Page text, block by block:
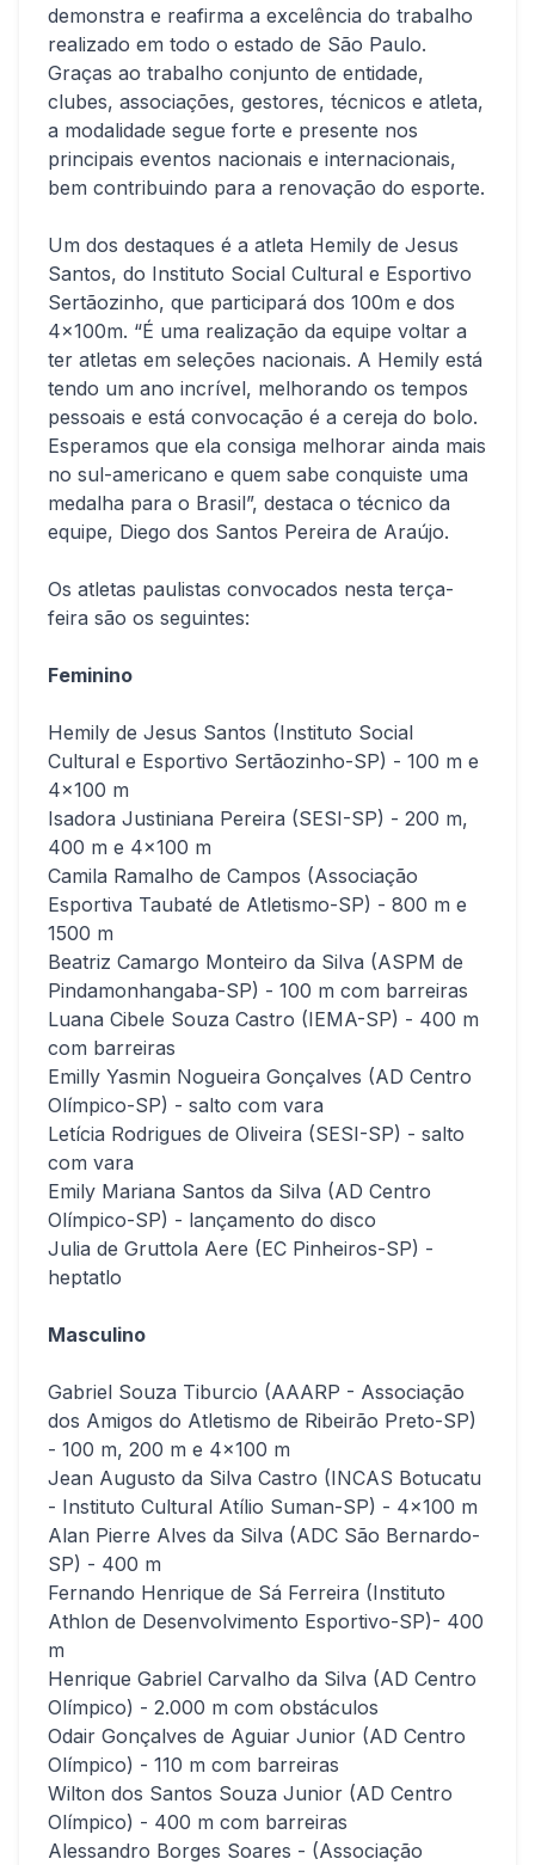
demonstra e reafirma a excelência do trabalho
realizado em todo o estado de São Paulo.
Graças ao trabalho conjunto de entidade,
clubes, associações, gestores, técnicos e atleta,
a modalidade segue forte e presente nos
principais eventos nacionais e internacionais,
bem contribuindo para a renovação do esporte.
Um dos destaques é a atleta Hemily de Jesus
Santos, do Instituto Social Cultural e Esportivo
Sertãozinho, que participará dos 100m e dos
4x100m. “É uma realização da equipe voltar a
ter atletas em seleções nacionais. A Hemily está
tendo um ano incrível, melhorando os tempos
pessoais e está convocação é a cereja do bolo.
Esperamos que ela consiga melhorar ainda mais
no sul-americano e quem sabe conquiste uma
medalha para o Brasil”, destaca o técnico da
equipe, Diego dos Santos Pereira de Araújo.
Os atletas paulistas convocados nesta terça-
feira são os seguintes:
Feminino
Hemily de Jesus Santos (Instituto Social
Cultural e Esportivo Sertãozinho-SP) - 100 m e
4x100 m
Isadora Justiniana Pereira (SESI-SP) - 200 m,
400 m e 4x100 m
Camila Ramalho de Campos (Associação
Esportiva Taubaté de Atletismo-SP) - 800 m e
1500 m
Beatriz Camargo Monteiro da Silva (ASPM de
Pindamonhangaba-SP) - 100 m com barreiras
Luana Cibele Souza Castro (IEMA-SP) - 400 m
com barreiras
Emilly Yasmin Nogueira Gonçalves (AD Centro
Olímpico-SP) - salto com vara
Letícia Rodrigues de Oliveira (SESI-SP) - salto
com vara
Emily Mariana Santos da Silva (AD Centro
Olímpico-SP) - lançamento do disco
Julia de Gruttola Aere (EC Pinheiros-SP) -
heptatlo
Masculino
Gabriel Souza Tiburcio (AAARP - Associação
dos Amigos do Atletismo de Ribeirão Preto-SP)
- 100 m, 200 m e 4x100 m
Jean Augusto da Silva Castro (INCAS Botucatu
- Instituto Cultural Atílio Suman-SP) - 4x100 m
Alan Pierre Alves da Silva (ADC São Bernardo-
SP) - 400 m
Fernando Henrique de Sá Ferreira (Instituto
Athlon de Desenvolvimento Esportivo-SP)- 400
m
Henrique Gabriel Carvalho da Silva (AD Centro
Olímpico) - 2.000 m com obstáculos
Odair Gonçalves de Aguiar Junior (AD Centro
Olímpico) - 110 m com barreiras
Wilton dos Santos Souza Junior (AD Centro
Olímpico) - 400 m com barreiras
Alessandro Borges Soares - (Associação